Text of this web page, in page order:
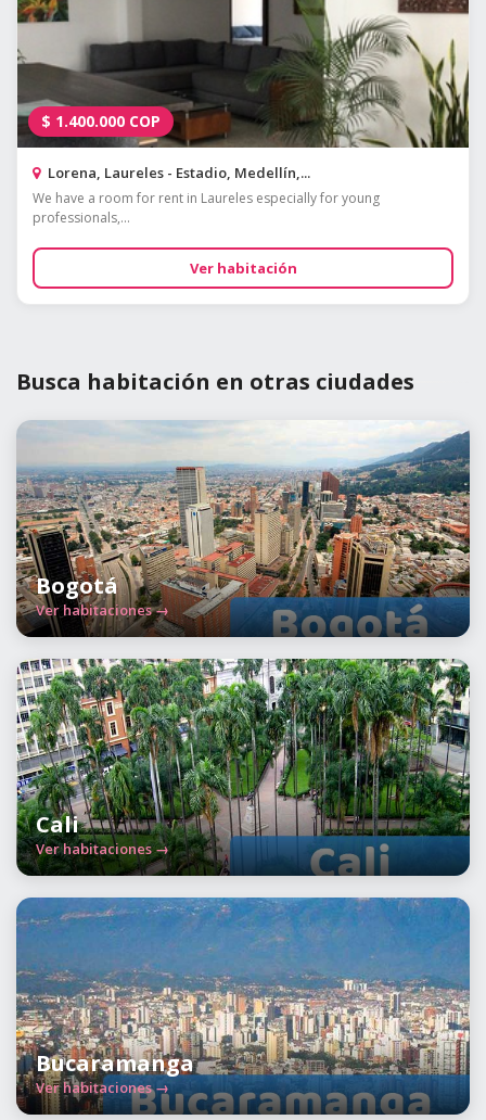
$ 1.400.000 COP
Lorena, Laureles - Estadio, Medellín,...
We have a room for rent in Laureles especially for young
professionals,...
Ver habitación
Busca habitación en otras ciudades
Bogotá
Ver habitaciones →
Cali
Ver habitaciones →
Bucaramanga
Ver habitaciones →